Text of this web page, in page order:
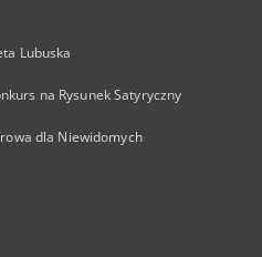
Lubuska
na Rysunek Satyryczny
dla Niewidomych